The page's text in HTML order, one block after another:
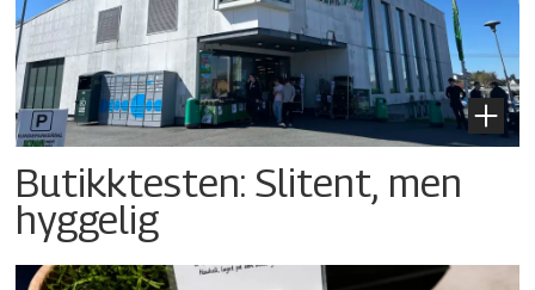
Butikktesten: Slitent, men
hyggelig